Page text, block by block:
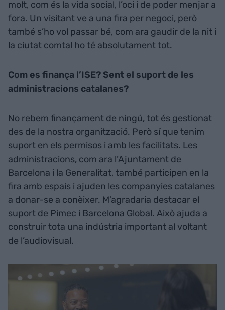
molt, com és la vida social, l’oci i de poder menjar a
fora. Un visitant ve a una fira per negoci, però
també s’ho vol passar bé, com ara gaudir de la nit i
la ciutat comtal ho té absolutament tot.
Com es finança l’ISE? Sent el suport de les
administracions catalanes?
No rebem finançament de ningú, tot és gestionat
des de la nostra organització. Però sí que tenim
suport en els permisos i amb les facilitats. Les
administracions, com ara l’Ajuntament de
Barcelona i la Generalitat, també participen en la
fira amb espais i ajuden les companyies catalanes
a donar-se a conèixer. M’agradaria destacar el
suport de Pimec i Barcelona Global. Això ajuda a
construir tota una indústria important al voltant
de l’audiovisual.